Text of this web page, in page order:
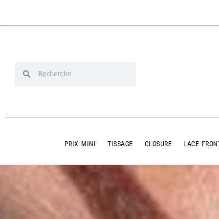
PRIX MINI TISSAGE CLOSURE LACE